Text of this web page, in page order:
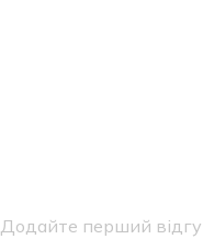
Додайте перший